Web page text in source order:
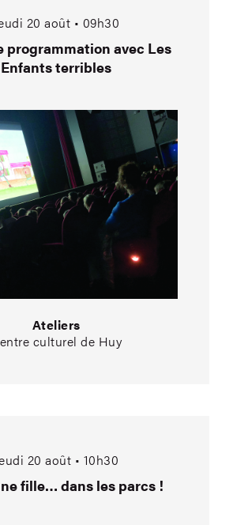
20 août • 09h30
programmation avec Les
Enfants terribles
Ateliers
culturel de Huy
20 août • 10h30
fille… dans les parcs !